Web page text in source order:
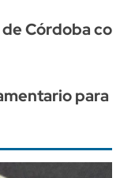
Córdoba
para